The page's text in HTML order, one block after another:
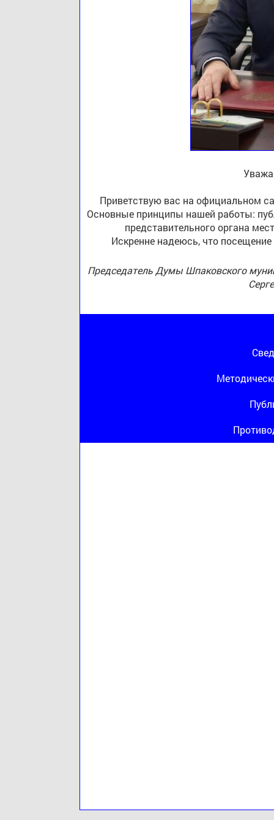
Приветствую вас на официальном
Основные принципы нашей работы:
представительного органа
Искренне надеюсь, что
Председатель Думы Шпаковского